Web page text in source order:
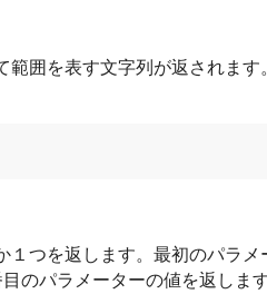
囲を表す文字列が返されま
つを返します。最初のパラ
のパラメーターの値を返します